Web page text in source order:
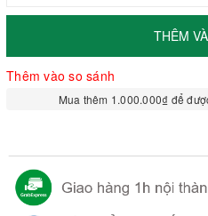
THÊM
Thêm vào so sánh
Mua thêm 1.000.000₫ để